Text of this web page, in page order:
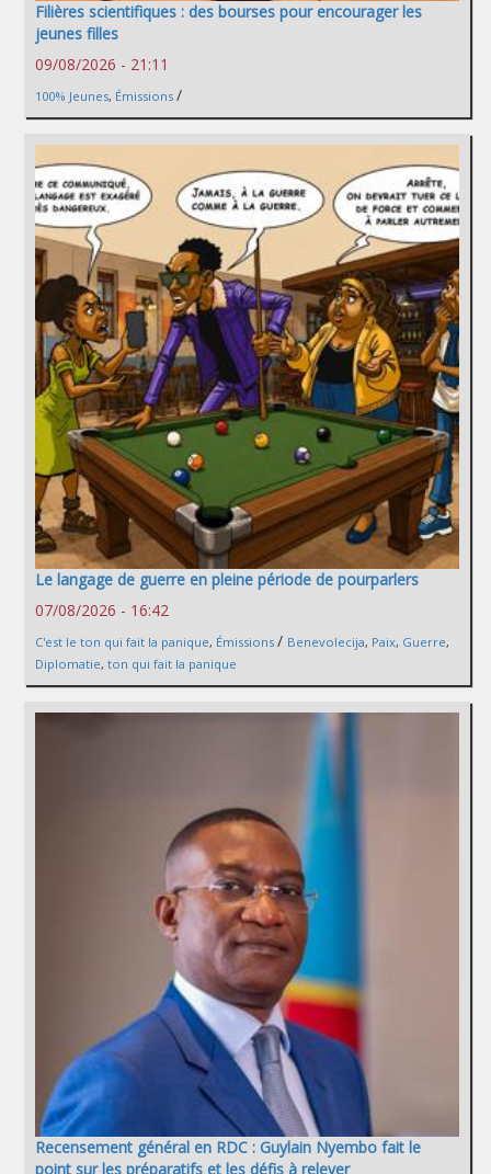
Filières scientifiques : des bourses pour encourager les
jeunes filles
09/08/2026 - 21:11
100% Jeunes, Émissions /
Le langage de guerre en pleine période de pourparlers
07/08/2026 - 16:42
C'est le ton qui fait la panique, Émissions / Benevolecija, Paix, Guerre,
Diplomatie, ton qui fait la panique
Recensement général en RDC : Guylain Nyembo fait le
point sur les préparatifs et les défis à relever